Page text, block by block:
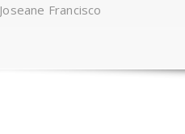
Joseane Francisco